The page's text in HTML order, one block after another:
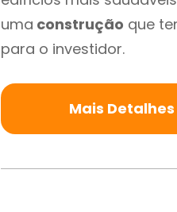
uma construção que
para o investidor.
Mais